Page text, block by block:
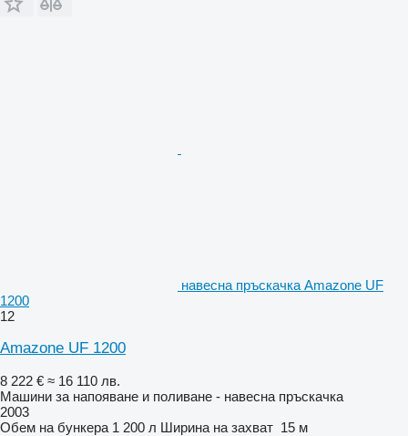
навесна пръскачка Amazone UF
1200
12
Amazone UF 1200
8 222 € ≈ 16 110 лв.
Машини за напояване и поливане - навесна пръскачка
2003
Обем на бункера 1 200 л Ширина на захват 15 м